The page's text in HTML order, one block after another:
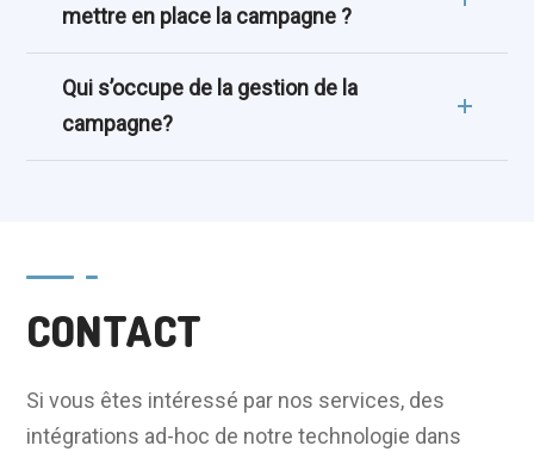
mettre en place la campagne ?
Qui s’occupe de la gestion de la
campagne?
CONTACT
Si vous êtes intéressé par nos services, des
intégrations ad-hoc de notre technologie dans